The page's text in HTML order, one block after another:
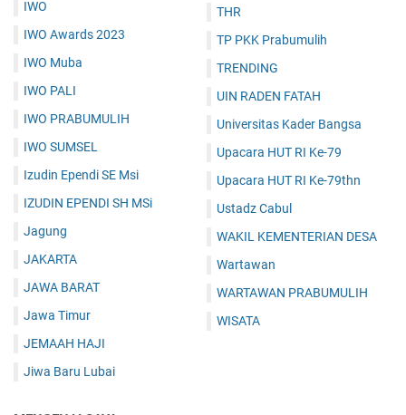
IWO
IWO Awards 2023
IWO Muba
IWO PALI
IWO PRABUMULIH
IWO SUMSEL
Izudin Ependi SE Msi
IZUDIN EPENDI SH MSi
Jagung
JAKARTA
JAWA BARAT
Jawa Timur
JEMAAH HAJI
Jiwa Baru Lubai
THR
TP PKK Prabumulih
TRENDING
UIN RADEN FATAH
Universitas Kader Bangsa
Upacara HUT RI Ke-79
Upacara HUT RI Ke-79thn
Ustadz Cabul
WAKIL KEMENTERIAN DESA
Wartawan
WARTAWAN PRABUMULIH
WISATA